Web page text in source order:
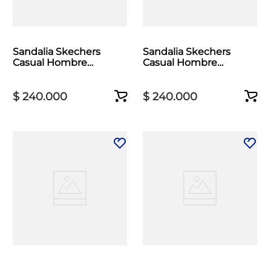
Sandalia Skechers
Casual Hombre
$ 240.000
Sandalia Skechers
Casual Hombre
$ 240.000